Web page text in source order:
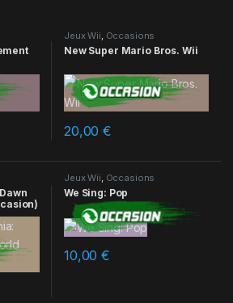
Jeux Wii, Occasions
New Super Mario Bros. Wii
20,00€
Jeux Wii, Occasions
We Sing: Pop
10,00€